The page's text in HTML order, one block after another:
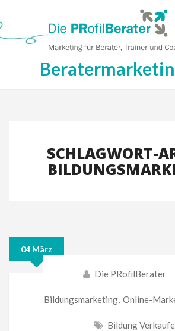
SCHLAGWORT-
04 März
Die PRofilBerater
Bildungsmarketing, Online-
Bildung